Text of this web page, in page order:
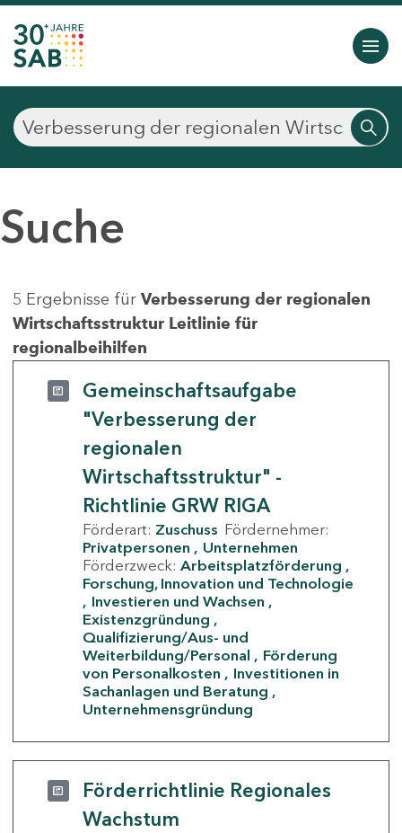
Suche
5 Ergebnisse für Verbesserung der regionalen
Wirtschaftsstruktur Leitlinie für
regionalbeihilfen
Gemeinschaftsaufgabe
"Verbesserung der
regionalen
Wirtschaftsstruktur" -
Richtlinie GRW RIGA
Förderart: Zuschuss Fördernehmer:
Privatpersonen
Unternehmen
Förderzweck: Arbeitsplatzförderung
Forschung, Innovation und Technologie
Investieren und Wachsen
Existenzgründung
Qualifizierung/Aus- und
Weiterbildung/Personal
Förderung
von Personalkosten
Investitionen in
Sachanlagen und Beratung
Unternehmensgründung
Förderrichtlinie Regionales
Wachstum